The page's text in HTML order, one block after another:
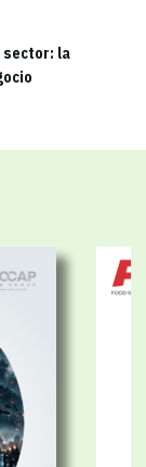
sector: la